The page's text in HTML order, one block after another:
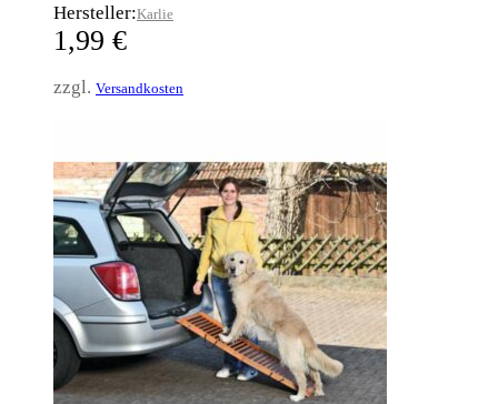
Hersteller:Karlie
1,99 €
zzgl. Versandkosten